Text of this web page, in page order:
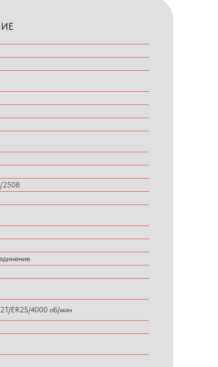
2508
ER25/4000 об/мин